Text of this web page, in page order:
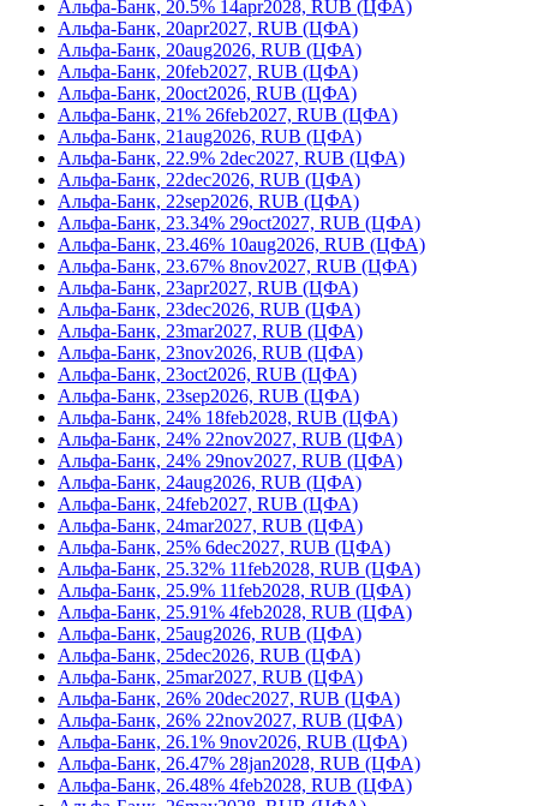
Альфа-Банк, 20.5% 14apr2028, RUB (ЦФА)
Альфа-Банк, 20apr2027, RUB (ЦФА)
Альфа-Банк, 20aug2026, RUB (ЦФА)
Альфа-Банк, 20feb2027, RUB (ЦФА)
Альфа-Банк, 20oct2026, RUB (ЦФА)
Альфа-Банк, 21% 26feb2027, RUB (ЦФА)
Альфа-Банк, 21aug2026, RUB (ЦФА)
Альфа-Банк, 22.9% 2dec2027, RUB (ЦФА)
Альфа-Банк, 22dec2026, RUB (ЦФА)
Альфа-Банк, 22sep2026, RUB (ЦФА)
Альфа-Банк, 23.34% 29oct2027, RUB (ЦФА)
Альфа-Банк, 23.46% 10aug2026, RUB (ЦФА)
Альфа-Банк, 23.67% 8nov2027, RUB (ЦФА)
Альфа-Банк, 23apr2027, RUB (ЦФА)
Альфа-Банк, 23dec2026, RUB (ЦФА)
Альфа-Банк, 23mar2027, RUB (ЦФА)
Альфа-Банк, 23nov2026, RUB (ЦФА)
Альфа-Банк, 23oct2026, RUB (ЦФА)
Альфа-Банк, 23sep2026, RUB (ЦФА)
Альфа-Банк, 24% 18feb2028, RUB (ЦФА)
Альфа-Банк, 24% 22nov2027, RUB (ЦФА)
Альфа-Банк, 24% 29nov2027, RUB (ЦФА)
Альфа-Банк, 24aug2026, RUB (ЦФА)
Альфа-Банк, 24feb2027, RUB (ЦФА)
Альфа-Банк, 24mar2027, RUB (ЦФА)
Альфа-Банк, 25% 6dec2027, RUB (ЦФА)
Альфа-Банк, 25.32% 11feb2028, RUB (ЦФА)
Альфа-Банк, 25.9% 11feb2028, RUB (ЦФА)
Альфа-Банк, 25.91% 4feb2028, RUB (ЦФА)
Альфа-Банк, 25aug2026, RUB (ЦФА)
Альфа-Банк, 25dec2026, RUB (ЦФА)
Альфа-Банк, 25mar2027, RUB (ЦФА)
Альфа-Банк, 26% 20dec2027, RUB (ЦФА)
Альфа-Банк, 26% 22nov2027, RUB (ЦФА)
Альфа-Банк, 26.1% 9nov2026, RUB (ЦФА)
Альфа-Банк, 26.47% 28jan2028, RUB (ЦФА)
Альфа-Банк, 26.48% 4feb2028, RUB (ЦФА)